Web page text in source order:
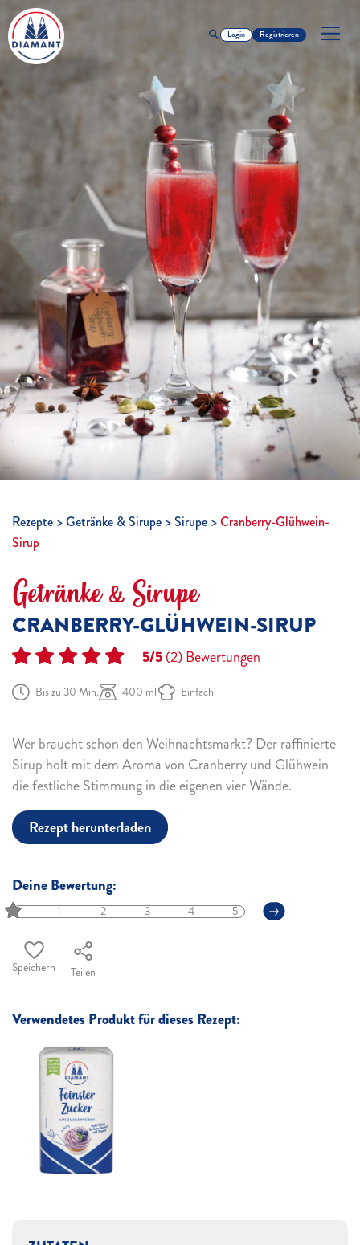
Login Registrieren
Rezepte Getränke & Sirupe Sirupe
Cranberry-Glühwein-
Sirup
Getränke & Sirupe
CRANBERRY-GLÜHWEIN-SIRUP
5/5(2)Bewertungen
Bis zu 30 Min. 400 ml Einfach
Wer braucht schon den Weihnachtsmarkt? Der raffinierte
Sirup holt mit dem Aroma von Cranberry und Glühwein
die festliche Stimmung in die eigenen vier Wände.
Rezept herunterladen
Deine Bewertung:
1 2 3 4 5
Speichern Teilen
Verwendetes Produkt für dieses Rezept: